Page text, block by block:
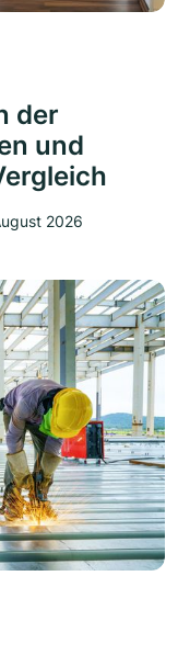
der
und
2026